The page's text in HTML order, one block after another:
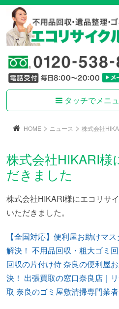
タッチでメニ
HOME > ニュース > 株式会社
株式会社HIKARI様
だきました
株式会社HIKARI様にエコリサ
いただきました。
【全国対応】便利屋お助けマ
解決！ 不用品回収・粗大ゴミ
回収の片付け侍奈良の便利屋
決！ 出張買取の窓口奈良店｜
取 奈良のゴミ屋敷清掃専門業者